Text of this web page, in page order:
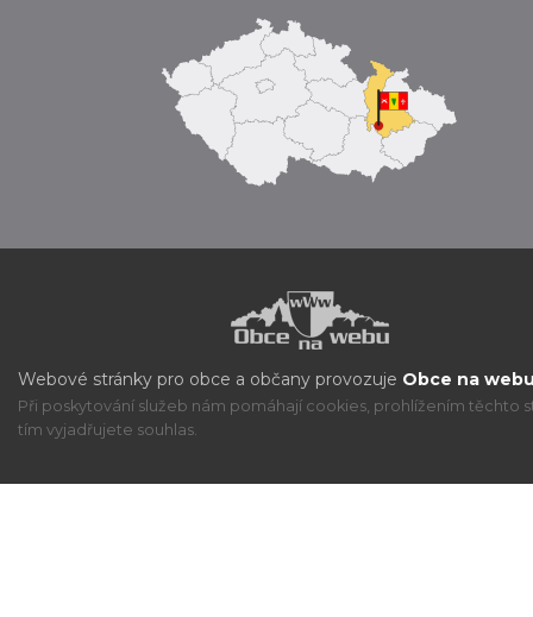
Webové stránky pro obce a občany provozuje Obce na
Při poskytování služeb nám pomáhají cookies, prohlížením těchto
tím vyjadřujete souhlas.